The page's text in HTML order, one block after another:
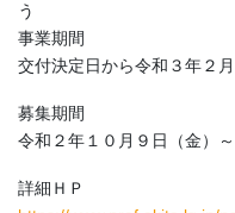
う
事業期間
交付決定日から令和３年２
募集期間
令和２年１０月９日（金）
詳細ＨＰ